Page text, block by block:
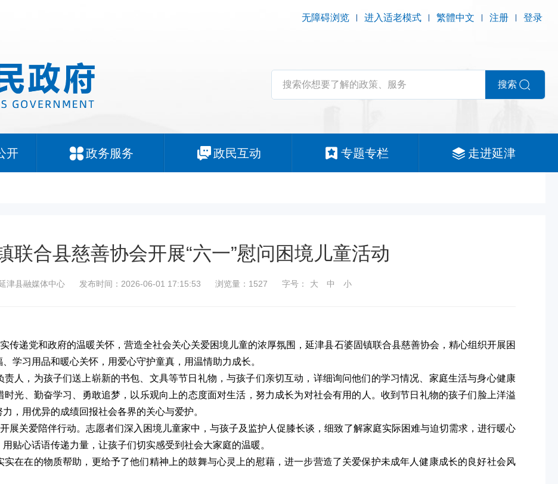
无障碍浏览 进入适老模式 繁體中文 注册 登录
搜索
开 政务服务 政民互动 专题专栏 走进延津
联合县慈善协会开展“六一”慰问困境儿童活动
津县融媒体中心 发布时间：2026-06-01 17:15:53 浏览量：1527 字号： 大 中 小
传递党和政府的温暖关怀，营造全社会关心关爱困境儿童的浓厚氛围，延津县石婆固镇联合县慈善协会，精心组织开展困
学习用品和暖心关怀，用爱心守护童真，用温情助力成长。
人，为孩子们送上崭新的书包、文具等节日礼物，与孩子们亲切互动，详细询问他们的学习情况、家庭生活与身心健康
光、勤奋学习、勇敢追梦，以乐观向上的态度面对生活，努力成长为对社会有用的人。收到节日礼物的孩子们脸上洋溢
，用优异的成绩回报社会各界的关心与爱护。
展关爱陪伴行动。志愿者们深入困境儿童家中，与孩子及监护人促膝长谈，细致了解家庭实际困难与迫切需求，进行暖心
贴心话语传递力量，让孩子们切实感受到社会大家庭的温暖。
在在的物质帮助，更给予了他们精神上的鼓舞与心灵上的慰藉，进一步营造了关爱保护未成年人健康成长的良好社会风